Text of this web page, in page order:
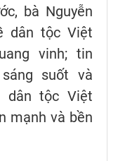
bà Nguyễn
dân tộc Việt
vinh; tin
suốt và
dân tộc Việt
mạnh và bền